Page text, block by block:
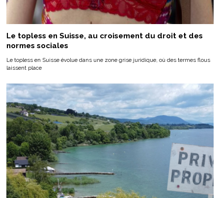
Le topless en Suisse, au croisement du droit et des
normes sociales
Le topless en Suisse évolue dans une zone grise juridique, où des termes flous
laissent place